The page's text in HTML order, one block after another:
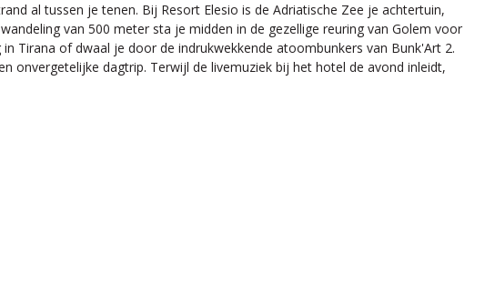
al tussen je tenen. Bij Resort Elesio is de Adriatische Zee je achtertuin,
van 500 meter sta je midden in de gezellige reuring van Golem voor
Tirana of dwaal je door de indrukwekkende atoombunkers van Bunk'Art 2.
onvergetelijke dagtrip. Terwijl de livemuziek bij het hotel de avond inleidt,